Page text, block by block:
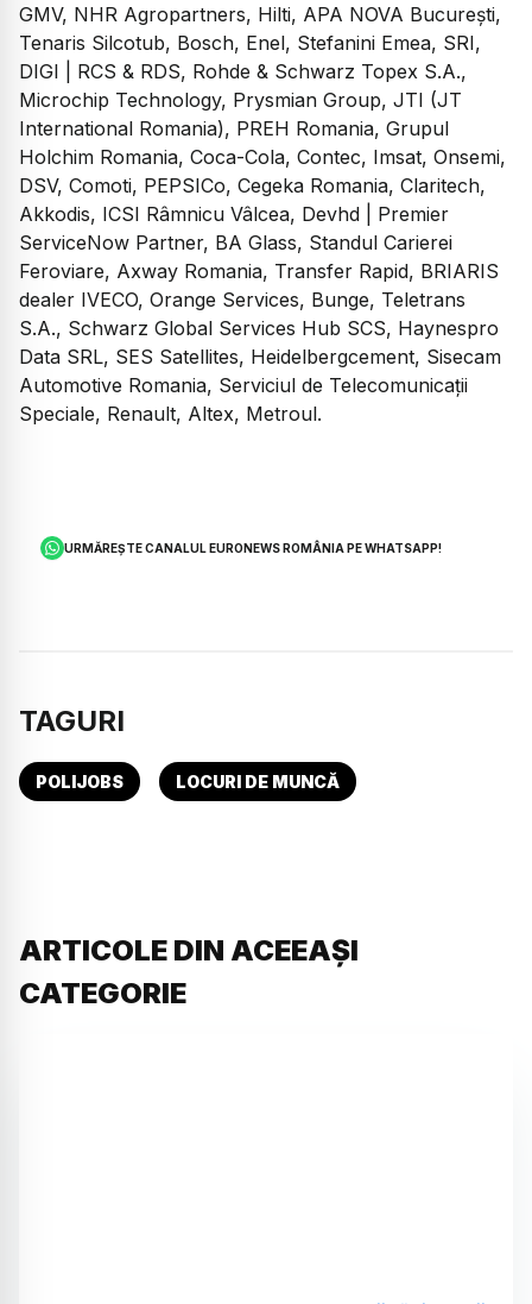
GMV, NHR Agropartners, Hilti, APA NOVA București,
Tenaris Silcotub, Bosch, Enel, Stefanini Emea, SRI,
DIGI | RCS & RDS, Rohde & Schwarz Topex S.A.,
Microchip Technology, Prysmian Group, JTI (JT
International Romania), PREH Romania, Grupul
Holchim Romania, Coca-Cola, Contec, Imsat, Onsemi,
DSV, Comoti, PEPSICo, Cegeka Romania, Claritech,
Akkodis, ICSI Râmnicu Vâlcea, Devhd | Premier
ServiceNow Partner, BA Glass, Standul Carierei
Feroviare, Axway Romania, Transfer Rapid, BRIARIS
dealer IVECO, Orange Services, Bunge, Teletrans
S.A., Schwarz Global Services Hub SCS, Haynespro
Data SRL, SES Satellites, Heidelbergcement, Sisecam
Automotive Romania, Serviciul de Telecomunicații
Speciale, Renault, Altex, Metroul.
URMĂREȘTE CANALUL EURONEWS ROMÂNIA PE WHATSAPP!
TAGURI
POLIJOBS LOCURI DE MUNCĂ
ARTICOLE DIN ACEEAȘI
CATEGORIE